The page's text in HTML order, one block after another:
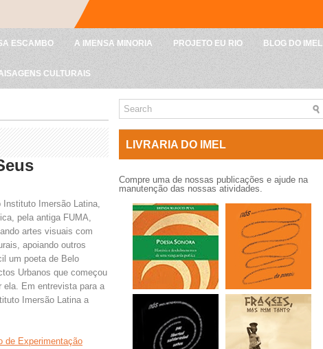
ESCAMBO A IMENSA MINORIA PROJETO EU RIO BLOG DO IMEL
CULTURAIS
Instituto Imersão Latina,
pela antiga FUMA,
artes visuais com
apoiando outros
um poeta de Belo
Urbanos que começou
ela. Em entrevista para a
Imersão Latina a
de Experimentação
LIVRARIA DO IMEL
Compre uma de nossas publicações e ajude na
manutenção das nossas atividades.